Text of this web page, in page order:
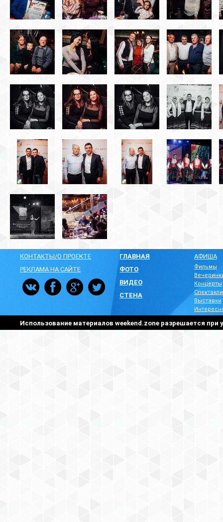
КОНТАКТЫ/О ПРОЕКТЕ
РЕКЛАМА НА САЙТЕ
ГЛАВНАЯ
ФОТО
ВИДЕО
СТЕНА
АФИША
Фильмы
Концерты
Спектакли
Выставки
Использование материалов weekend.zone разрешается